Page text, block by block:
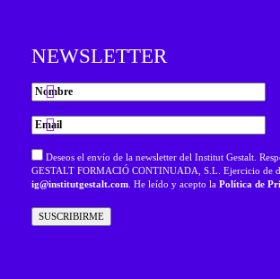
NEWSLETTER
Deseos el envío de la newsletter del Institut Gestalt.
GESTALT FORMACIÓ CONTINUADA, S.L. Ejercicio de
ig@institutgestalt.com . He leído y acepto la Política de